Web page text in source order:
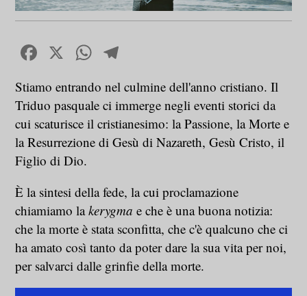
Facebook
X WhatsApp
Stiamo entrando nel culmine dell'anno cristiano. Il
Triduo pasquale ci immerge negli eventi storici da
cui scaturisce il cristianesimo: la Passione, la Morte e
la Resurrezione di Gesù di Nazareth, Gesù Cristo, il
Figlio di Dio.
È la sintesi della fede, la cui proclamazione
chiamiamo lakerygma e che è una buona notizia:
che la morte è stata sconfitta, che c'è qualcuno che ci
ha amato così tanto da poter dare la sua vita per noi,
per salvarci dalle grinfie della morte.